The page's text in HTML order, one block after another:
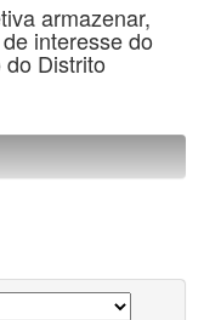
armazenar,
interesse do
Distrito